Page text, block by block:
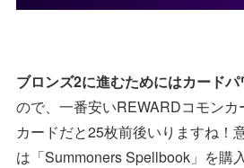
ブロンズ2に進むためにはカード
ので、一番安いREWARDコモン
カードだと25枚前後いりますね
は「Summoners Spellbook」を購